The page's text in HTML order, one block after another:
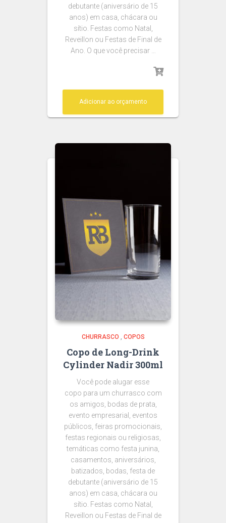
debutante (aniversário de 15
anos) em casa, chácara ou
sítio. Festas como Natal,
Reveillon ou Festas de Final de
Ano. O que você precisar …
Adicionar ao orçamento
CHURRASCO COPOS
Copo de Long-Drink
Cylinder Nadir 300ml
Você pode alugar esse
copo para um churrasco com
os amigos, bodas de prata,
evento empresarial, eventos
públicos, feiras promocionais,
festas regionais ou religiosas,
temáticas como festa junina,
casamentos, aniversários,
batizados, bodas, festa de
debutante (aniversário de 15
anos) em casa, chácara ou
sítio. Festas como Natal,
Reveillon ou Festas de Final de